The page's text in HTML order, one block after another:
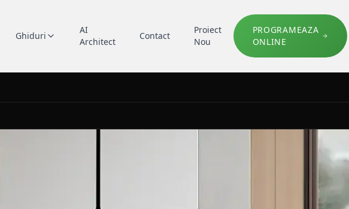
Ghiduri
AI
Architect
Contact
Proiect
Nou
PROGRAMEAZA
ONLINE